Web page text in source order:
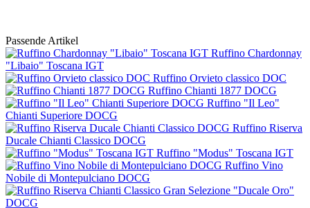
Passende Artikel
Ruffino Chardonnay
"Libaio" Toscana IGT
Ruffino Orvieto classico DOC
Ruffino Chianti 1877 DOCG
Ruffino "Il Leo"
Chianti Superiore DOCG
Ruffino Riserva
Ducale Chianti Classico DOCG
Ruffino "Modus" Toscana IGT
Ruffino Vino
Nobile di Montepulciano DOCG